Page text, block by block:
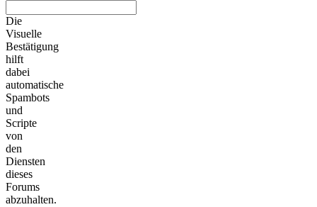
Die
Visuelle
Bestätigung
hilft
dabei
automatische
Spambots
und
Scripte
von
den
Diensten
dieses
Forums
abzuhalten.